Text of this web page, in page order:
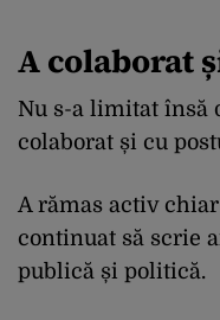
A colaborat
Nu s-a limitat însă
colaborat și cu
A rămas activ
continuat să scrie
publică și politică.